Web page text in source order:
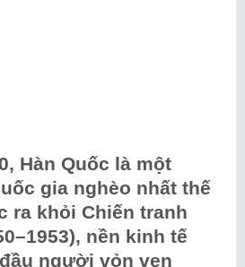
Hàn Quốc là một
gia nghèo nhất thế
ra khỏi Chiến tranh
nền kinh tế
người vỏn vẹn